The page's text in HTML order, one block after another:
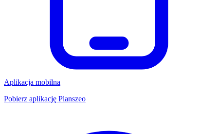
Aplikacja mobilna
Pobierz aplikację Planszeo